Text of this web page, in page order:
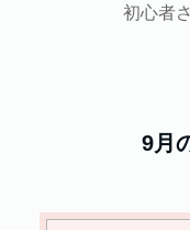
初心者
9月